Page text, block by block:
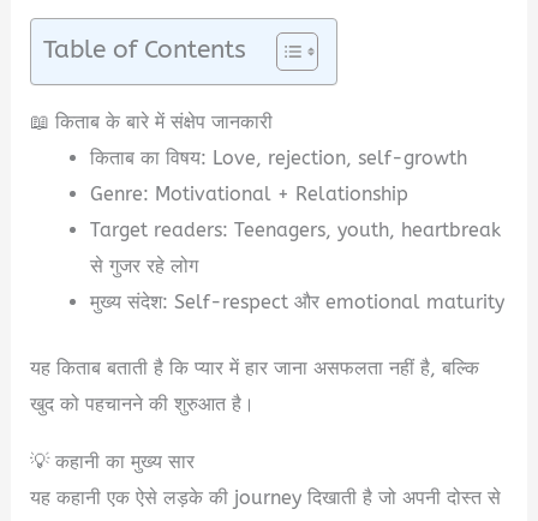
Table of Contents
📖 किताब के बारे में संक्षेप जानकारी
किताब का विषय: Love, rejection, self-growth
Genre: Motivational + Relationship
Target readers: Teenagers, youth, heartbreak
से गुजर रहे लोग
मुख्य संदेश: Self-respect और emotional maturity
यह किताब बताती है कि प्यार में हार जाना असफलता नहीं है, बल्कि
खुद को पहचानने की शुरुआत है।
💡 कहानी का मुख्य सार
यह कहानी एक ऐसे लड़के की journey दिखाती है जो अपनी दोस्त से